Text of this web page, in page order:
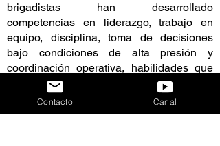
brigadistas han desarrollado
competencias en liderazgo, trabajo en
equipo, disciplina, toma de decisiones
bajo condiciones de alta presión y
coordinación operativa, habilidades que
les permiten responder eficazmente en
escenarios de emergencia y representar a
México en acciones de cooperación
Contacto Canal